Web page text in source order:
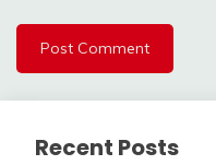
Recent Posts